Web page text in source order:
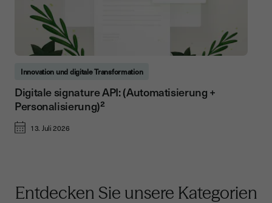
Innovation und digitale Transformation
Digitale signature API: (Automatisierung +
Personalisierung)²
13. Juli 2026
Entdecken Sie unsere Kategorien